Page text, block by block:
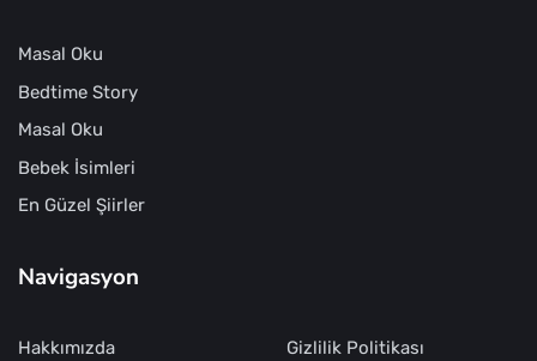
Masal Oku
Bedtime Story
Masal Oku
Bebek İsimleri
En Güzel Şiirler
Navigasyon
Hakkımızda
Gizlilik Politikası